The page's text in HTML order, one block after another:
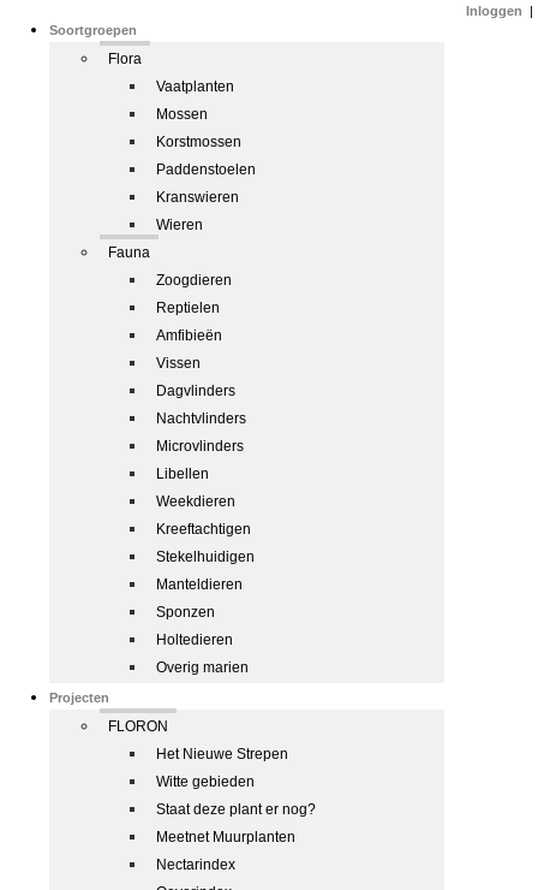
Soortgroepen
Flora
Vaatplanten
Mossen
Korstmossen
Paddenstoelen
Kranswieren
Wieren
Fauna
Zoogdieren
Reptielen
Amfibieën
Vissen
Dagvlinders
Nachtvlinders
Microvlinders
Libellen
Weekdieren
Kreeftachtigen
Stekelhuidigen
Manteldieren
Sponzen
Holtedieren
Overig marien
Projecten
FLORON
Het Nieuwe Strepen
Witte gebieden
Staat deze plant er nog?
Meetnet Muurplanten
Nectarindex
Inloggen |